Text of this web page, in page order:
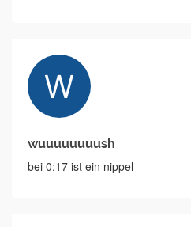
wuuuuuuuush
bei 0:17 ist ein nippel